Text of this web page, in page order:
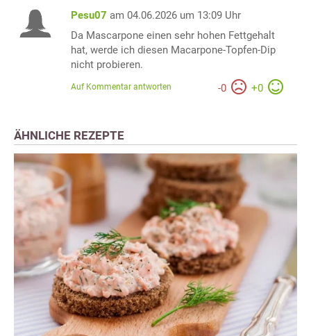
Pesu07 am 04.06.2026 um 13:09 Uhr
Da Mascarpone einen sehr hohen Fettgehalt
hat, werde ich diesen Macarpone-Topfen-Dip
nicht probieren.
-0 +0
Auf Kommentar antworten
ÄHNLICHE REZEPTE